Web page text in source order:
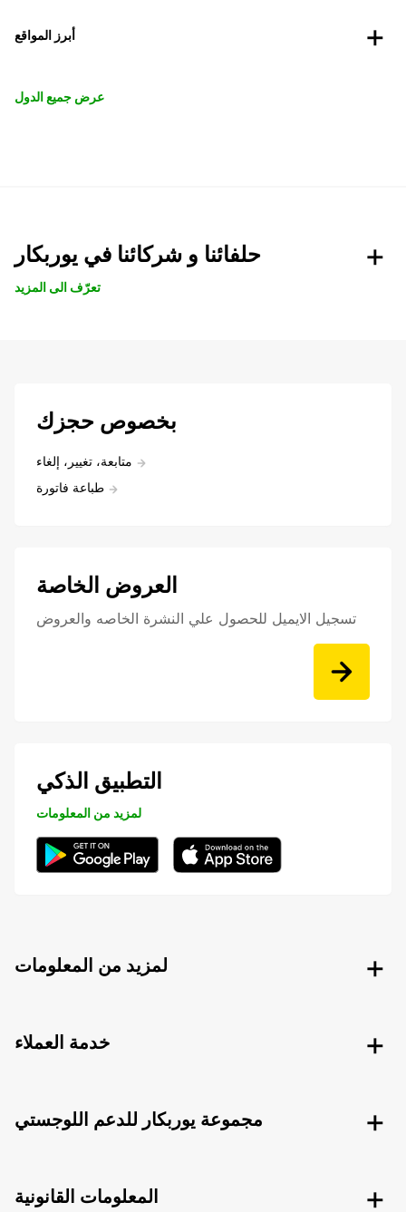
أبرز المواقع
عرض جميع الدول
حلفائنا و شركائنا في يوربكار
تعرّف الى المزيد
بخصوص حجزك
متابعة، تغيير، إلغاء
طباعة فاتورة
العروض الخاصة
تسجيل الايميل للحصول علي النشرة الخاصه والعروض
التطبيق الذكي
لمزيد من المعلومات
لمزيد من المعلومات
خدمة العملاء
مجموعة يوربكار للدعم اللوجستي
المعلومات القانونية